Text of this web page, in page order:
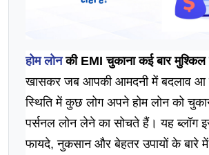
होम लोन की EMI चुकाना कई बार मुश्किल
खासकर जब आपकी आमदनी में बदलाव आ
स्थिति में कुछ लोग अपने होम लोन को
पर्सनल लोन लेने का सोचते हैं। यह ब्लॉग
फायदे, नुकसान और बेहतर उपायों के बारे